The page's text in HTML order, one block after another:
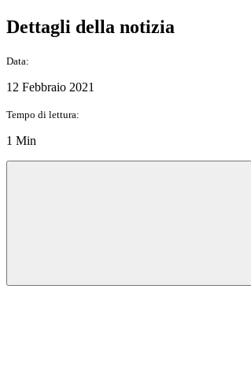
Dettagli della notizia
Data:
12 Febbraio 2021
Tempo di lettura:
1 Min